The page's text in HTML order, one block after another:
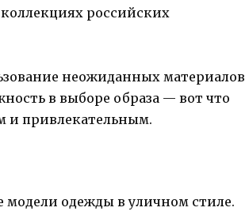
российских
неожиданных материалов
в выборе образа — вот что
и привлекательным.
модели одежды в уличном стиле.